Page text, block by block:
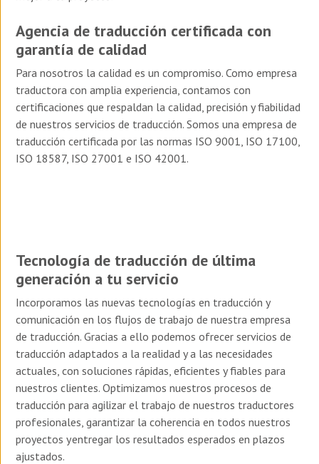
Agencia de traducción certificada con
garantía de calidad
Para nosotros la calidad es un compromiso. Como empresa
traductora con amplia experiencia, contamos con
certificaciones que respaldan la calidad, precisión y fiabilidad
de nuestros servicios de traducción. Somos una empresa de
traducción certificada por las normas ISO 9001, ISO 17100,
ISO 18587, ISO 27001 e ISO 42001.
Tecnología de traducción de última
generación a tu servicio
Incorporamos las nuevas tecnologías en traducción y
comunicación en los flujos de trabajo de nuestra empresa
de traducción. Gracias a ello podemos ofrecer servicios de
traducción adaptados a la realidad y a las necesidades
actuales, con soluciones rápidas, eficientes y fiables para
nuestros clientes. Optimizamos nuestros procesos de
traducción para agilizar el trabajo de nuestros traductores
profesionales, garantizar la coherencia en todos nuestros
proyectos y entregar los resultados esperados en plazos
ajustados.